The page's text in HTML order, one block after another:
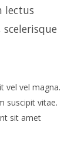
lectus
vel vel magna.
suscipit vitae.
sit amet